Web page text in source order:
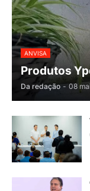
ANVISA
Produtos
Da redação - 08